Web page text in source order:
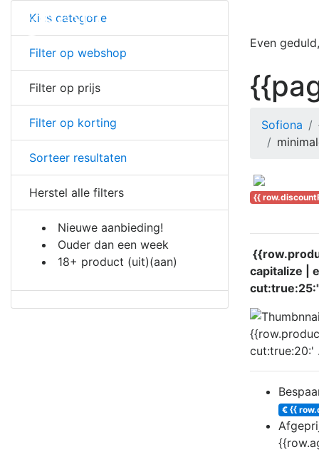
Kies categorie
Filter op webshop
Filter op prijs
Filter op korting
Sorteer resultaten
Herstel alle filters
Nieuwe aanbieding!
Ouder dan een week
18+ product (uit)(aan)
Even
Sofiona
{{
capitalize |
€ {{